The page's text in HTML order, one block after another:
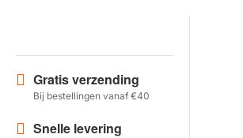
Model
Gratis verzending
Bij bestellingen vanaf €40
Snelle levering